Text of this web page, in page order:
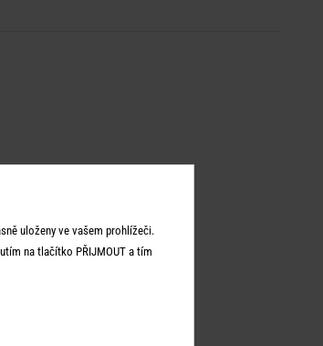
uloženy ve vašem prohlížeči.
na tlačítko PŘIJMOUT a tím